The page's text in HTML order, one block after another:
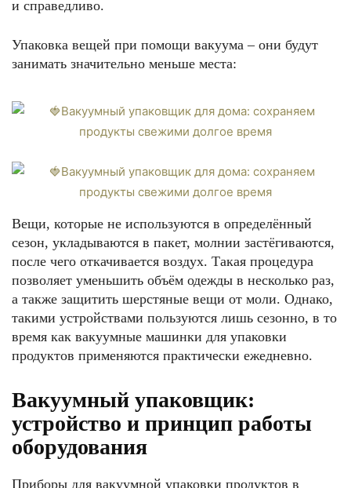
и справедливо.
Упаковка вещей при помощи вакуума – они будут
занимать значительно меньше места:
Вещи, которые не используются в определённый
сезон, укладываются в пакет, молнии застёгиваются,
после чего откачивается воздух. Такая процедура
позволяет уменьшить объём одежды в несколько раз,
а также защитить шерстяные вещи от моли. Однако,
такими устройствами пользуются лишь сезонно, в то
время как вакуумные машинки для упаковки
продуктов применяются практически ежедневно.
Вакуумный упаковщик:
устройство и принцип работы
оборудования
Приборы для вакуумной упаковки продуктов в